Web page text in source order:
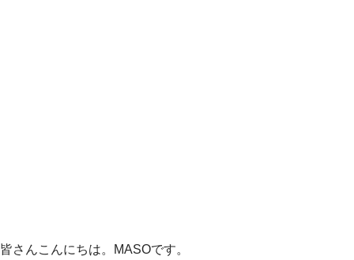
皆さんこんにちは。MASOです。